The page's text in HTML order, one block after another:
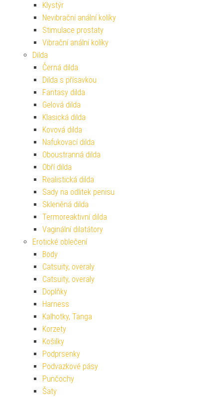
Klystýr
Nevibrační anální kolíky
Stimulace prostaty
Vibrační anální kolíky
Dilda
Černá dilda
Dilda s přísavkou
Fantasy dilda
Gelová dilda
Klasická dilda
Kovová dilda
Nafukovací dilda
Oboustranná dilda
Obří dilda
Realistická dilda
Sady na odlitek penisu
Skleněná dilda
Termoreaktivní dilda
Vaginální dilatátory
Erotické oblečení
Body
Catsuity, overaly
Catsuity, overaly
Doplňky
Harness
Kalhotky, Tanga
Korzety
Košilky
Podprsenky
Podvazkové pásy
Punčochy
Šaty